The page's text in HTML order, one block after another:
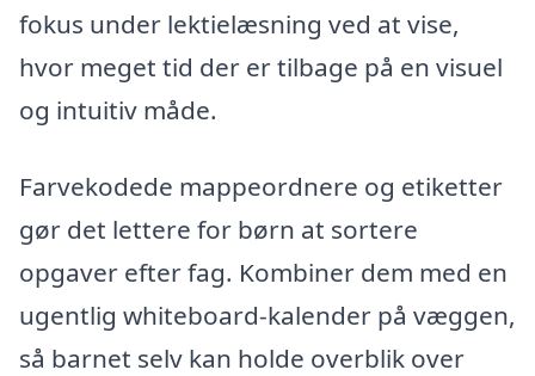
fokus under lektielæsning ved at vise,
hvor meget tid der er tilbage på en visuel
og intuitiv måde.
Farvekodede mappeordnere og etiketter
gør det lettere for børn at sortere
opgaver efter fag. Kombiner dem med en
ugentlig whiteboard-kalender på væggen,
så barnet selv kan holde overblik over